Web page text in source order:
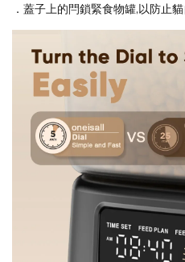
．蓋子上的閂鎖緊食物罐,以防止